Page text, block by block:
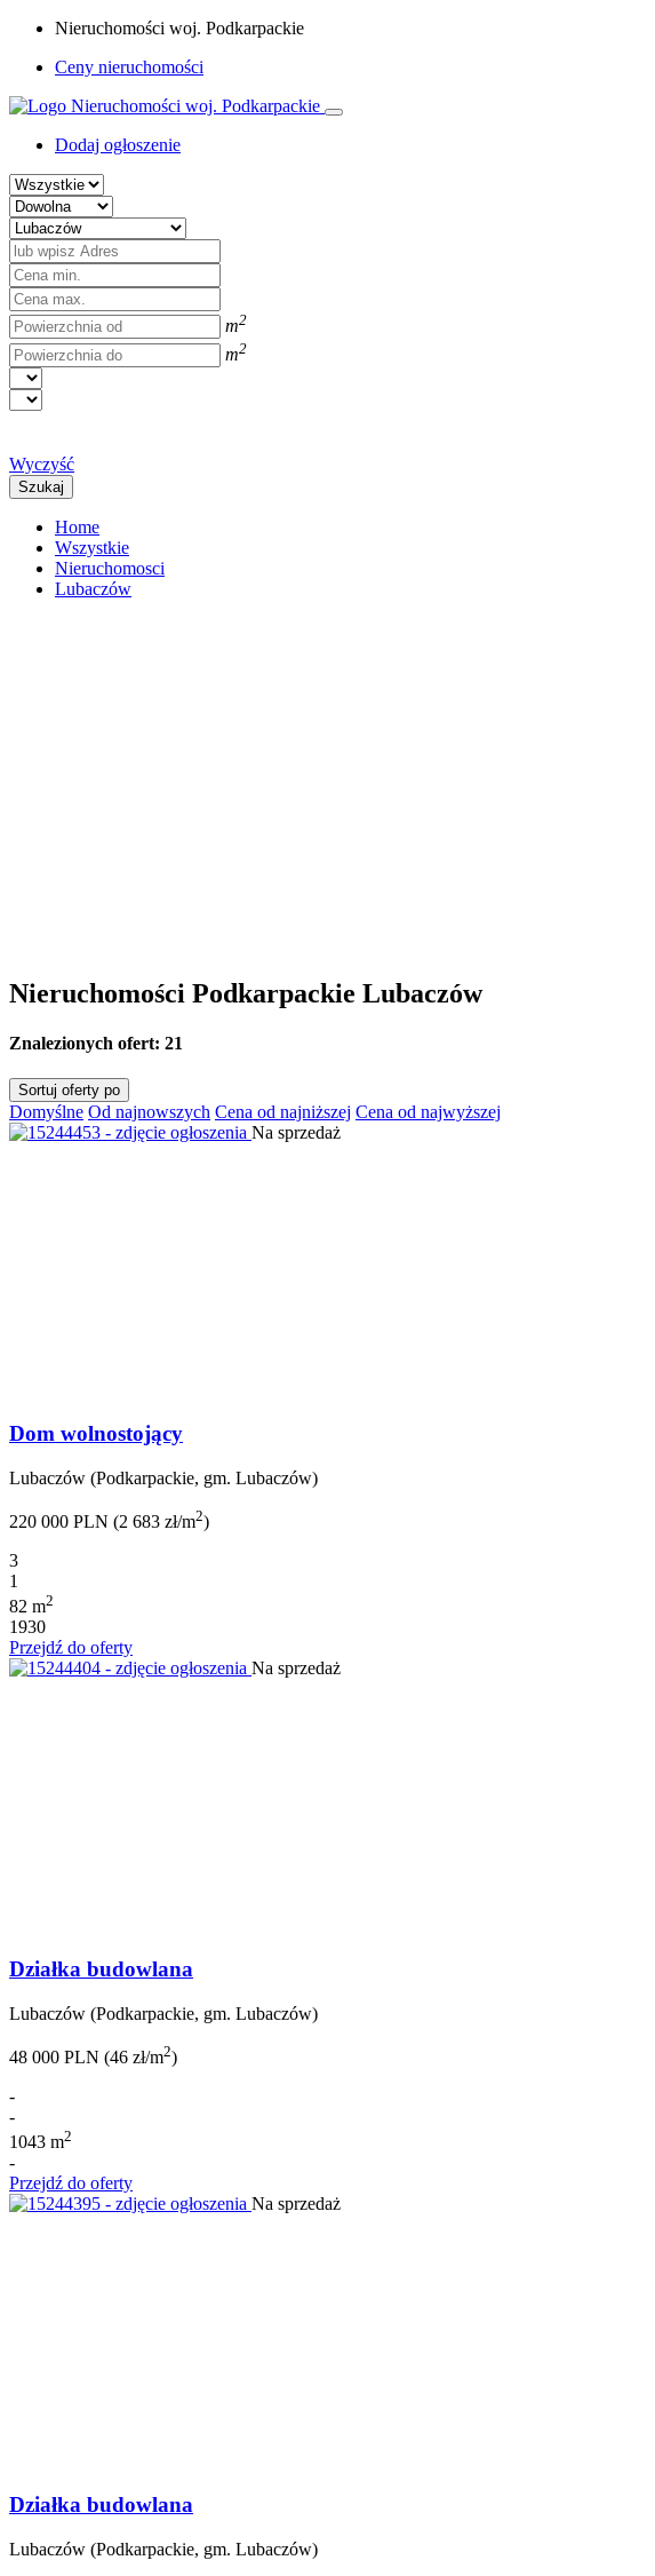
Nieruchomości woj. Podkarpackie
Ceny nieruchomości
Dodaj ogłoszenie
m2
m2
Wyczyść
Szukaj
Home
Wszystkie
Nieruchomosci
Lubaczów
Nieruchomości Podkarpackie Lubaczów
Znalezionych ofert: 21
Sortuj oferty po
Domyślne Od najnowszych Cena od najniższej Cena od najwyższej
Na sprzedaż
Dom wolnostojący
Lubaczów (Podkarpackie, gm. Lubaczów)
220 000 PLN (2 683 zł/m2)
3
1
82 m2
1930
Przejdź do oferty
Na sprzedaż
Działka budowlana
Lubaczów (Podkarpackie, gm. Lubaczów)
48 000 PLN (46 zł/m2)
-
-
1043 m2
-
Przejdź do oferty
Na sprzedaż
Działka budowlana
Lubaczów (Podkarpackie, gm. Lubaczów)